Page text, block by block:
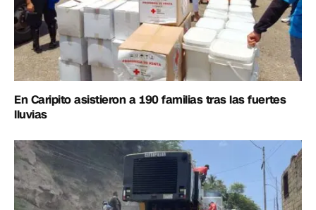
En Caripito asistieron a 190 familias tras las fuertes
lluvias